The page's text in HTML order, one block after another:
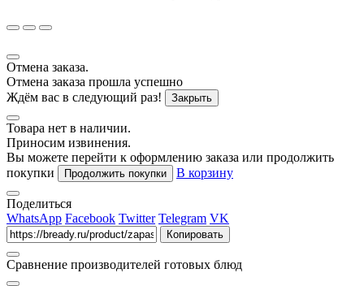
Отмена заказа.
Отмена заказа прошла успешно
Ждём вас в следующий раз!
Закрыть
Товара нет в наличии.
Приносим извинения.
Вы можете перейти к оформлению заказа или продолжить
покупки
Продолжить покупки В корзину
Поделиться
WhatsApp Facebook Twitter Telegram VK
Копировать
Сравнение производителей готовых блюд